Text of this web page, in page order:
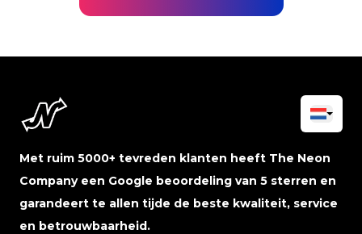
Met ruim 5000+ tevreden klanten heeft The Neon
Company een Google beoordeling van 5 sterren en
garandeert te allen tijde de beste kwaliteit, service
en betrouwbaarheid.